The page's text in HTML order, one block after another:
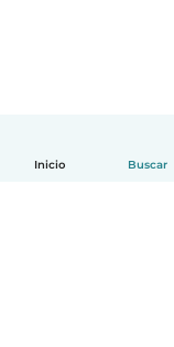
Inicio Buscar